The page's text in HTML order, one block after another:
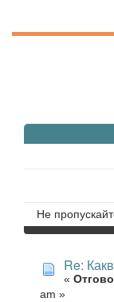
Не
Re:
«
am »